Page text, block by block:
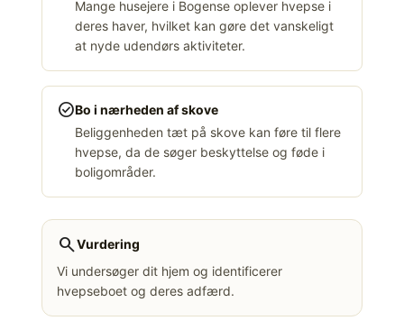
Mange husejere i Bogense oplever hvepse i
deres haver, hvilket kan gøre det vanskeligt
at nyde udendørs aktiviteter.
check_circleBo i nærheden af skove
Beliggenheden tæt på skove kan føre til flere
hvepse, da de søger beskyttelse og føde i
boligområder.
searchVurdering
Vi undersøger dit hjem og identificerer
hvepseboet og deres adfærd.